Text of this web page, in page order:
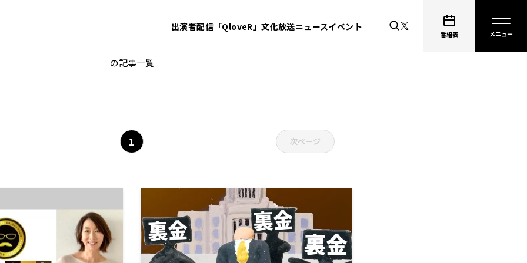
出演者配信「QloveR」文化放送ニュースイベント
番組表
大竹まこと ゴールデンラジオ！
の記事一覧
1 次ページ